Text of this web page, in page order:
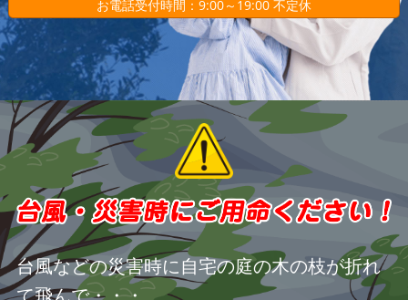
お電話受付時間：9:00～19:00 不定休
台風などの災害時に自宅の庭の木の枝が折れ
て飛んで・・・